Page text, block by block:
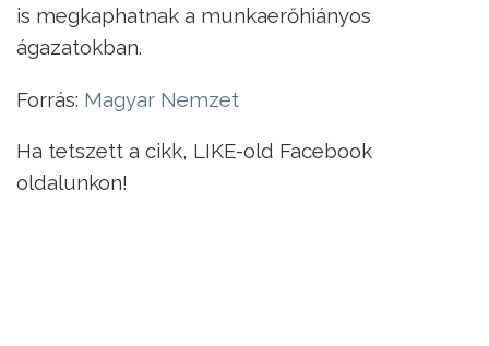
is megkaphatnak a munkaerőhiányos
ágazatokban.
Forrás: Magyar Nemzet
Ha tetszett a cikk, LIKE-old Facebook
oldalunkon!